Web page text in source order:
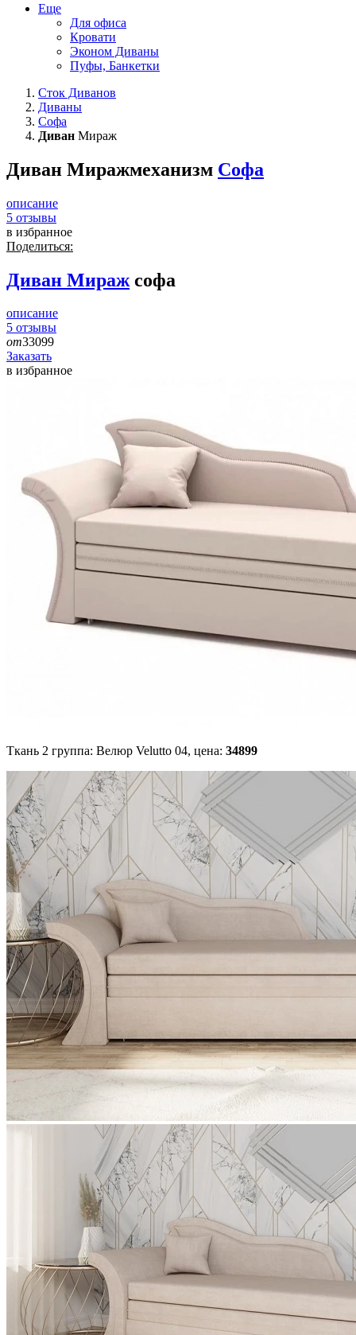
Еще
Для офиса
Кровати
Эконом Диваны
Пуфы, Банкетки
Сток Диванов
Диваны
Софа
Диван Мираж
Диван Миражмеханизм Софа
описание
5 отзывы
в избранное
Поделиться:
Диван Мираж софа
описание
5 отзывы
от33099
Заказать
в избранное
Ткань 2 группа: Велюр Velutto 04, цена: 34899